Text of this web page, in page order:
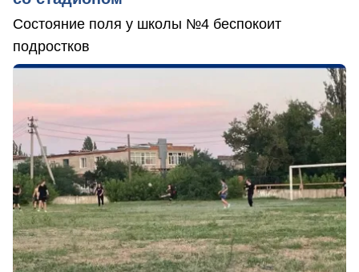
Состояние поля у школы №4 беспокоит
подростков